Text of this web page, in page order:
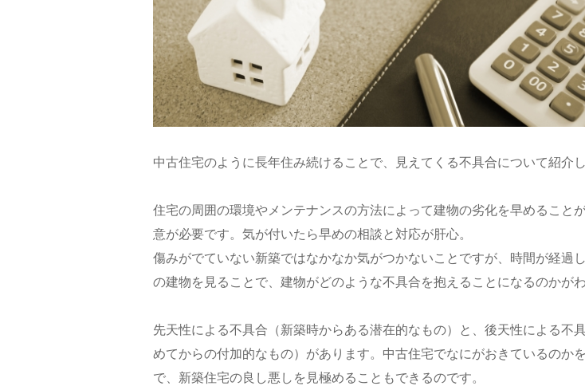
中古住宅のように長年住み続けることで、見えてくる不具合について紹介し
住宅の周囲の環境やメンテナンスの方法によって建物の劣化を早めること
意が必要です。気が付いたら早めの相談と対応が肝心。
傷みがでていない新築ではなかなか気がつかないことですが、時間が経過
の建物を見ることで、建物がどのような不具合を抱えることになるのかがわ
先天性による不具合（新築時からある潜在的なもの）と、後天性による不
めてからの付加的なもの）があります。中古住宅でなにがおきているのか
で、新築住宅の良し悪しを見極めることもできるのです。